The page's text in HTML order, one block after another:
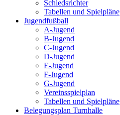
Schiedsrichter
Tabellen und Spielpläne
Jugendfußball
A-Jugend
B-Jugend
C-Jugend
D-Jugend
E-Jugend
F-Jugend
G-Jugend
Vereinsspielplan
Tabellen und Spielpläne
Belegungsplan Turnhalle